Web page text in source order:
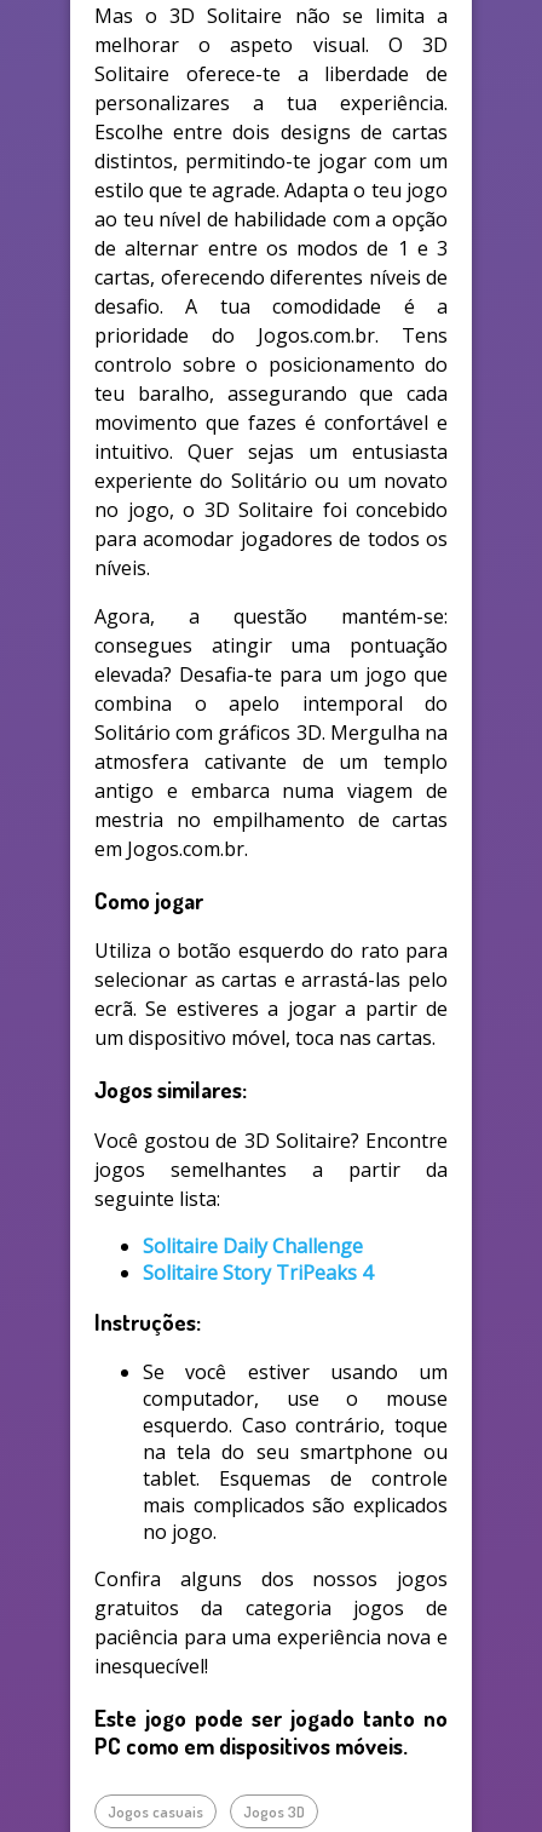
Mas o 3D Solitaire não se limita a
melhorar o aspeto visual. O 3D
Solitaire oferece-te a liberdade de
personalizares a tua experiência.
Escolhe entre dois designs de cartas
distintos, permitindo-te jogar com um
estilo que te agrade. Adapta o teu jogo
ao teu nível de habilidade com a opção
de alternar entre os modos de 1 e 3
cartas, oferecendo diferentes níveis de
desafio. A tua comodidade é a
prioridade do Jogos.com.br. Tens
controlo sobre o posicionamento do
teu baralho, assegurando que cada
movimento que fazes é confortável e
intuitivo. Quer sejas um entusiasta
experiente do Solitário ou um novato
no jogo, o 3D Solitaire foi concebido
para acomodar jogadores de todos os
níveis.
Agora, a questão mantém-se:
consegues atingir uma pontuação
elevada? Desafia-te para um jogo que
combina o apelo intemporal do
Solitário com gráficos 3D. Mergulha na
atmosfera cativante de um templo
antigo e embarca numa viagem de
mestria no empilhamento de cartas
em Jogos.com.br.
Como jogar
Utiliza o botão esquerdo do rato para
selecionar as cartas e arrastá-las pelo
ecrã. Se estiveres a jogar a partir de
um dispositivo móvel, toca nas cartas.
Jogos similares:
Você gostou de 3D Solitaire? Encontre
jogos semelhantes a partir da
seguinte lista:
Solitaire Daily Challenge
Solitaire Story TriPeaks 4
Instruções:
Se você estiver usando um
computador, use o mouse
esquerdo. Caso contrário, toque
na tela do seu smartphone ou
tablet. Esquemas de controle
mais complicados são explicados
no jogo.
Confira alguns dos nossos jogos
gratuitos da categoria jogos de
paciência para uma experiência nova e
inesquecível!
Este jogo pode ser jogado tanto no
PC como em dispositivos móveis.
Jogos casuais Jogos 3D